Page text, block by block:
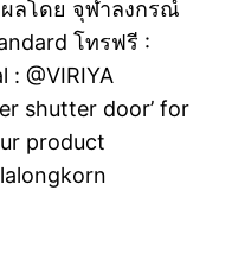
ผลโดย จุฬาลงกรณ์
โทรฟรี :
@VIRIYA
shutter door’ for
product